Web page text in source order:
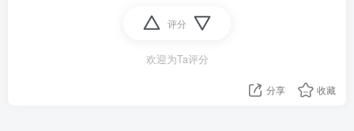
评分
欢迎为Ta评分
分享 收藏